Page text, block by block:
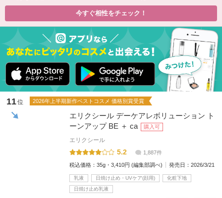
今すぐ相性をチェック！
11位 2026年上半期新作ベストコスメ 価格別賞受賞
エリクシール デーケアレボリューション ト
ーンアップ BE ＋ ca
購入可
エリクシール
5.2 1,887件
税込価格： 35g・3,410円 (編集部調べ) 発売日： 2026/3/21
乳液 日焼け止め・UVケア(顔用)
化粧下地
日焼け止め乳液